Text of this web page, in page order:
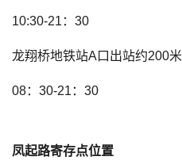
10:30-21：30
龙翔桥地铁站A口出站约200米
08：30-21：30
凤起路寄存点位置